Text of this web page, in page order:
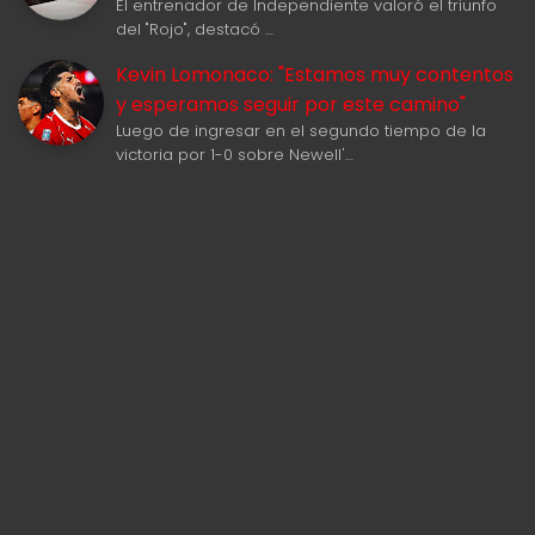
El entrenador de Independiente valoró el triunfo
del "Rojo", destacó …
Kevin Lomonaco: "Estamos muy contentos
y esperamos seguir por este camino"
Luego de ingresar en el segundo tiempo de la
victoria por 1-0 sobre Newell'…